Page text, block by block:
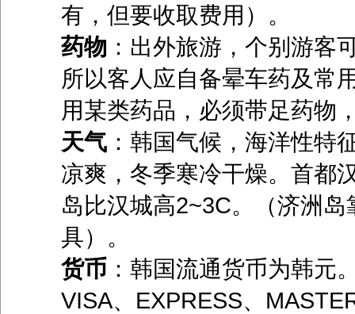
有，但要收取费用）。
药物 ：出外旅游，个别游客
所以客人应自备晕车药及常
用某类药品，必须带足药物
天气：韩国气候，海洋性特
凉爽，冬季寒冷干燥。首都
岛比汉城高2~3C。（济洲
具）。
货币：韩国流通货币为韩元
VISA、EXPRESS、